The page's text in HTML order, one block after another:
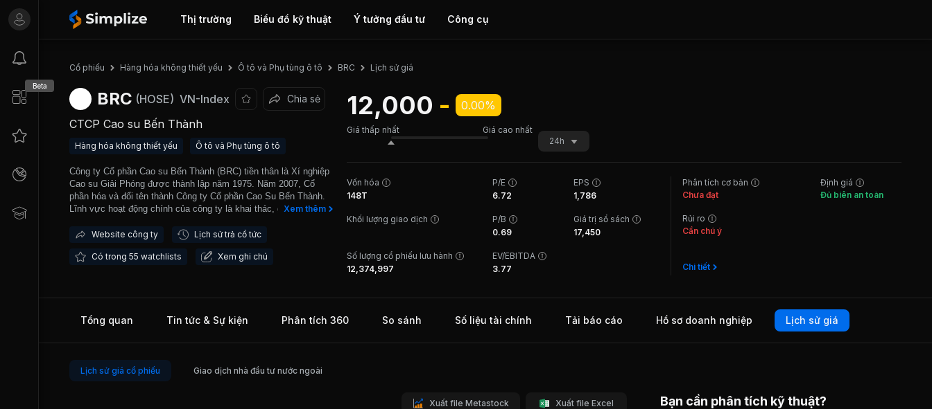
Thị trường Biểu đồ kỹ thuật Ý tưởng đầu tư Công cụ
Beta
Cổ phiếu Hàng hóa không thiết yếu Ô tô và Phụ tùng ô tô BRC Lịch sử giá
BRC (HOSE) VN-Index Chia sẻ
CTCP Cao su Bến Thành
Hàng hóa không thiết yếu Ô tô và Phụ tùng ô tô
Công ty Cổ phần Cao su Bến Thành (BRC) tiền thân là Xí nghiệp
Cao su Giải Phóng được thành lập năm 1975. Năm 2007, Cổ
phần hóa và đổi tên thành Công ty Cổ phần Cao Su Bến Thành.
Lĩnh vực hoạt động chính của công ty là khai thác, gia công và
sản phẩm cao su: Băng tải, dây trân bản, vỏ ruột xe đạp – xe gắn
nguyên liệu, vật tư, thiết bị phục vụ ngành công nghiệp. Công ty
thị trường trong nước. Công ty có khả năng sản xuất băng tải
inch/tháng. Về dây courroie, năng lực sản xuất là 12,5 triệu
trường Mỹ, Malaysia, Indonesia, Nhật Bản, Trung Quốc, Ai Cập.
Chứng khoán Thành phố Hồ Chí Minh (HOSE).
Xem thêm
Website công ty Lịch sử trả cổ tức
Có trong 55 watchlists Xem ghi chú
12,000 - 0.00%
Giá thấp nhất
Giá cao nhất
24h
Vốn hóa
148T
P/E
6.72
EPS
1,786
Khối lượng giao dịch
P/B
0.69
Giá trị sổ sách
17,450
Số lượng cổ phiếu lưu hành
12,374,997
EV/EBITDA
3.77
Phân tích cơ bản
Chưa đạt
Rủi ro
Cần chú ý
Chi tiết
Định giá
Đủ biên an toàn
Tổng quan Tin tức & Sự kiện Phân tích 360 So sánh Số liệu tài chính Tải báo cáo Hồ sơ doanh nghiệp Lịch sử giá
Lịch sử giá cổ phiếu Giao dịch nhà đầu tư nước ngoài
Xuất file Metastock Xuất file Excel Bạn cần phân tích kỹ thuật?